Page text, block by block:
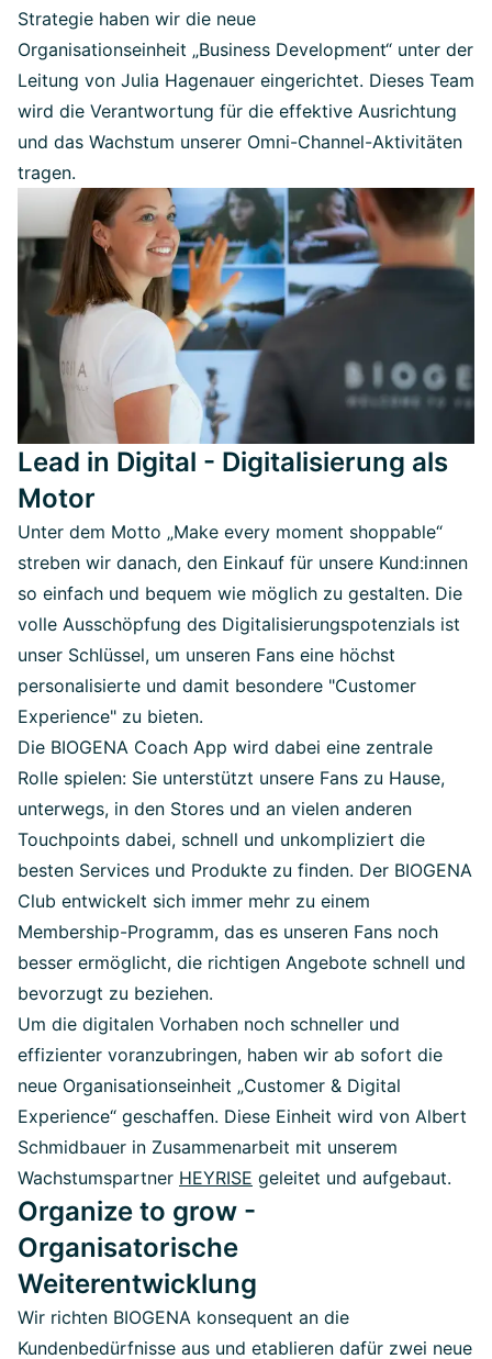
Strategie haben wir die neue
Organisationseinheit „Business Development“ unter der
Leitung von Julia Hagenauer eingerichtet. Dieses Team
wird die Verantwortung für die effektive Ausrichtung
und das Wachstum unserer Omni-Channel-Aktivitäten
tragen.
Lead in Digital - Digitalisierung als
Motor
Unter dem Motto „Make every moment shoppable“
streben wir danach, den Einkauf für unsere Kund:innen
so einfach und bequem wie möglich zu gestalten. Die
volle Ausschöpfung des Digitalisierungspotenzials ist
unser Schlüssel, um unseren Fans eine höchst
personalisierte und damit besondere "Customer
Experience" zu bieten.
Die BIOGENA Coach App wird dabei eine zentrale
Rolle spielen: Sie unterstützt unsere Fans zu Hause,
unterwegs, in den Stores und an vielen anderen
Touchpoints dabei, schnell und unkompliziert die
besten Services und Produkte zu finden. Der BIOGENA
Club entwickelt sich immer mehr zu einem
Membership-Programm, das es unseren Fans noch
besser ermöglicht, die richtigen Angebote schnell und
bevorzugt zu beziehen.
Um die digitalen Vorhaben noch schneller und
effizienter voranzubringen, haben wir ab sofort die
neue Organisationseinheit „Customer & Digital
Experience“ geschaffen. Diese Einheit wird von Albert
Schmidbauer in Zusammenarbeit mit unserem
Wachstumspartner HEYRISE geleitet und aufgebaut.
Organize to grow -
Organisatorische
Weiterentwicklung
Wir richten BIOGENA konsequent an die
Kundenbedürfnisse aus und etablieren dafür zwei neue